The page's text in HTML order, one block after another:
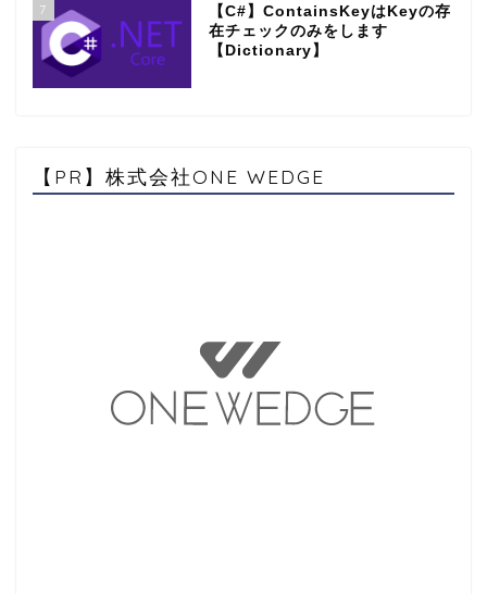
7
【C#】ContainsKeyはKeyの存
在チェックのみをします
【Dictionary】
【PR】株式会社ONE WEDGE